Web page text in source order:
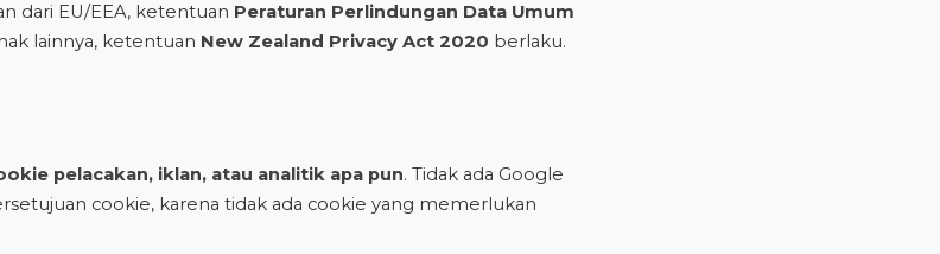
dari EU/EEA, ketentuan Peraturan Perlindungan Data Umum
lainnya, ketentuan New Zealand Privacy Act 2020 berlaku.
pelacakan, iklan, atau analitik apa pun. Tidak ada Google
cookie, karena tidak ada cookie yang memerlukan